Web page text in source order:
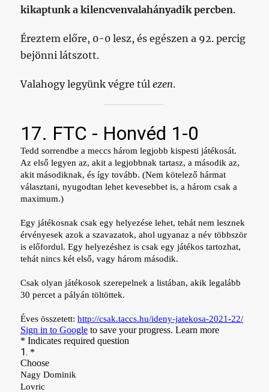
kikaptunk a kilencvenvalahányadik percben.
Éreztem előre, 0-0 lesz, és egészen a 92. percig
bejönni látszott.
Valahogy legyünk végre túlezen.